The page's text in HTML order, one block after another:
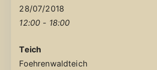
28/07/2018
12:00 - 18:00
Teich
Foehrenwaldteich